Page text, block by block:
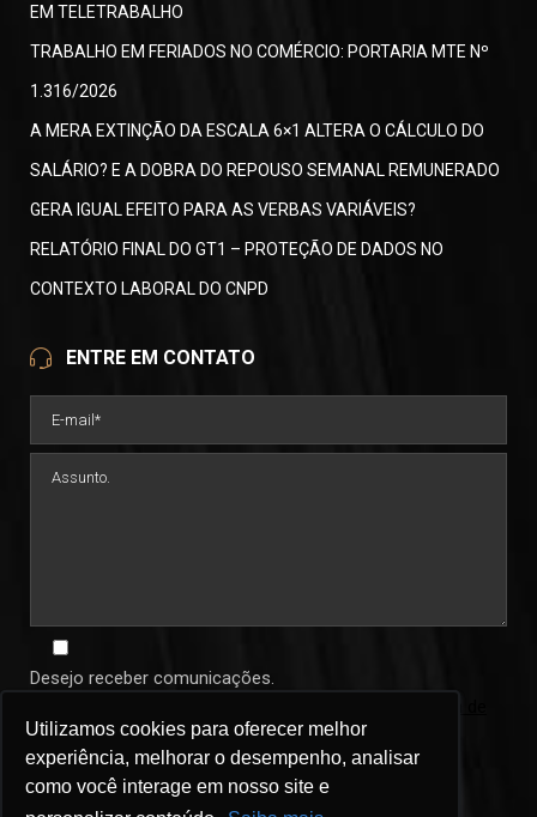
Utilizamos cookies para oferecer melhor
experiência, melhorar o desempenho, analisar
como você interage em nosso site e
Utilizamos cookies para oferecer melhor
experiência, melhorar o desempenho, analisar
como você interage em nosso site e
EM TELETRABALHO
TRABALHO EM FERIADOS NO COMÉRCIO: PORTARIA MTE Nº
1.316/2026
A MERA EXTINÇÃO DA ESCALA 6×1 ALTERA O CÁLCULO DO
SALÁRIO? E A DOBRA DO REPOUSO SEMANAL REMUNERADO
GERA IGUAL EFEITO PARA AS VERBAS VARIÁVEIS?
RELATÓRIO FINAL DO GT1 – PROTEÇÃO DE DADOS NO
CONTEXTO LABORAL DO CNPD
ENTRE EM CONTATO
Desejo receber comunicações.
privacidade .